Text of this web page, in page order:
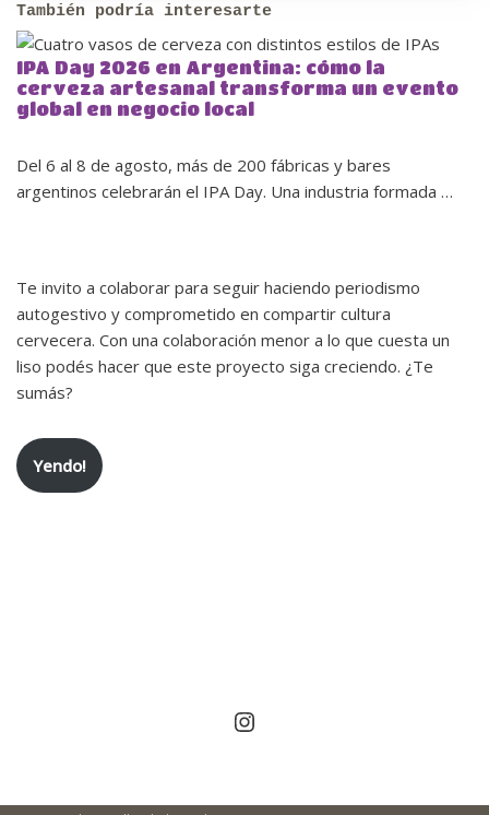
También podría interesarte
IPA Day 2026 en Argentina: cómo la
cerveza artesanal transforma un evento
global en negocio local
Del 6 al 8 de agosto, más de 200 fábricas y bares
argentinos celebrarán el IPA Day. Una industria formada …
Te invito a colaborar para seguir haciendo periodismo
autogestivo y comprometido en compartir cultura
cervecera. Con una colaboración menor a lo que cuesta un
liso podés hacer que este proyecto siga creciendo. ¿Te
sumás?
Yendo!